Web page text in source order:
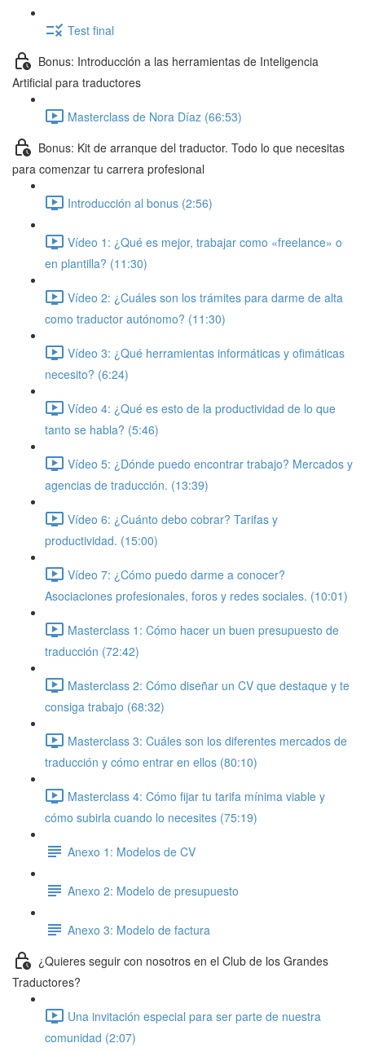
Test final
Bonus: Introducción a las herramientas de Inteligencia
Artificial para traductores
Masterclass de Nora Díaz (66:53)
Bonus: Kit de arranque del traductor. Todo lo que necesitas
para comenzar tu carrera profesional
Introducción al bonus (2:56)
Vídeo 1: ¿Qué es mejor, trabajar como «freelance» o
en plantilla? (11:30)
Vídeo 2: ¿Cuáles son los trámites para darme de alta
como traductor autónomo? (11:30)
Vídeo 3: ¿Qué herramientas informáticas y ofimáticas
necesito? (6:24)
Vídeo 4: ¿Qué es esto de la productividad de lo que
tanto se habla? (5:46)
Vídeo 5: ¿Dónde puedo encontrar trabajo? Mercados y
agencias de traducción. (13:39)
Vídeo 6: ¿Cuánto debo cobrar? Tarifas y
productividad. (15:00)
Vídeo 7: ¿Cómo puedo darme a conocer?
Asociaciones profesionales, foros y redes sociales. (10:01)
Masterclass 1: Cómo hacer un buen presupuesto de
traducción (72:42)
Masterclass 2: Cómo diseñar un CV que destaque y te
consiga trabajo (68:32)
Masterclass 3: Cuáles son los diferentes mercados de
traducción y cómo entrar en ellos (80:10)
Masterclass 4: Cómo fijar tu tarifa mínima viable y
cómo subirla cuando lo necesites (75:19)
Anexo 1: Modelos de CV
Anexo 2: Modelo de presupuesto
Anexo 3: Modelo de factura
¿Quieres seguir con nosotros en el Club de los Grandes
Traductores?
Una invitación especial para ser parte de nuestra
comunidad (2:07)